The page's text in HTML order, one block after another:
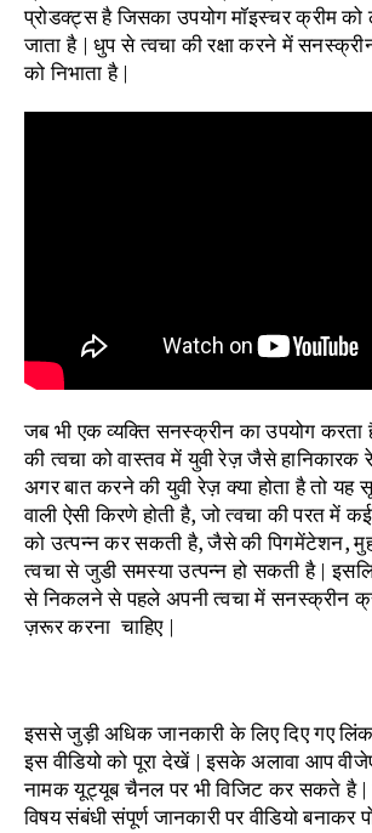
प्रोडक्ट्स है जिसका उपयोग मॉइस्चर क्रीम को
जाता है | धुप से त्वचा की रक्षा करने में
को निभाता है |
जब भी एक व्यक्ति सनस्क्रीन का उपयोग करता
की त्वचा को वास्तव में युवी रेज़ जैसे
अगर बात करने की युवी रेज़ क्या होता है तो
वाली ऐसी किरणे होती है, जो त्वचा की परत में
को उत्पन्न कर सकती है, जैसे की पिगमेंटेशन,
त्वचा से जुडी समस्या उत्पन्न हो सकती है |
से निकलने से पहले अपनी त्वचा में सनस्क्रीन
ज़रूर करना चाहिए |
इससे जुड़ी अधिक जानकारी के लिए दिए गए
इस वीडियो को पूरा देखें | इसके अलावा आप
नामक यूट्यूब चैनल पर भी विजिट कर सकते है
विषय संबंधी संपूर्ण जानकारी पर वीडियो बनाकर